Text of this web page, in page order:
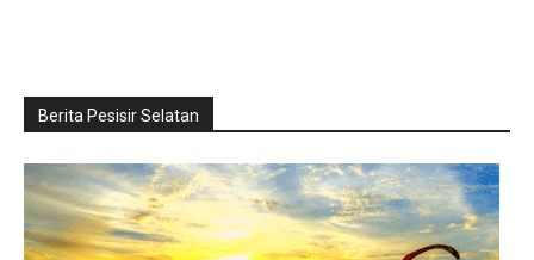
Berita Pesisir Selatan